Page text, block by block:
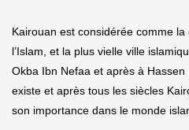
Kairouan est considérée comme
l’Islam, et la plus vielle ville
Okba Ibn Nefaa et après à
existe et après tous les siècles
son importance dans le monde